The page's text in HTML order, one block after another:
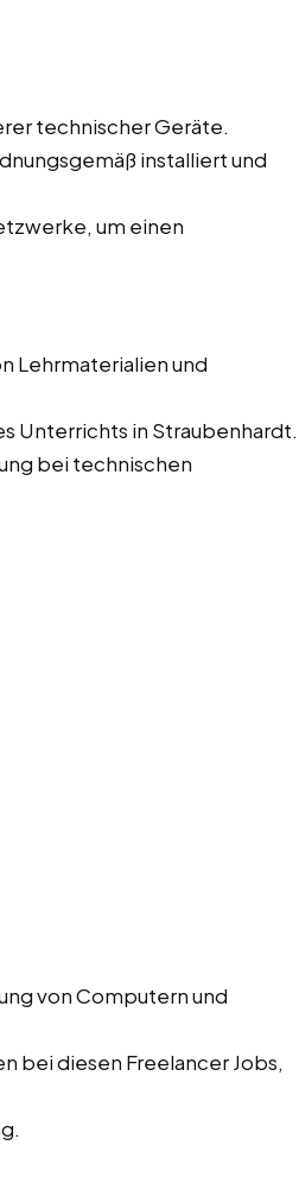
technischer Geräte.
installiert und
um einen
Lehrmaterialien und
Unterrichts in Straubenhardt.
bei technischen
von Computern und
bei diesen Freelancer Jobs,